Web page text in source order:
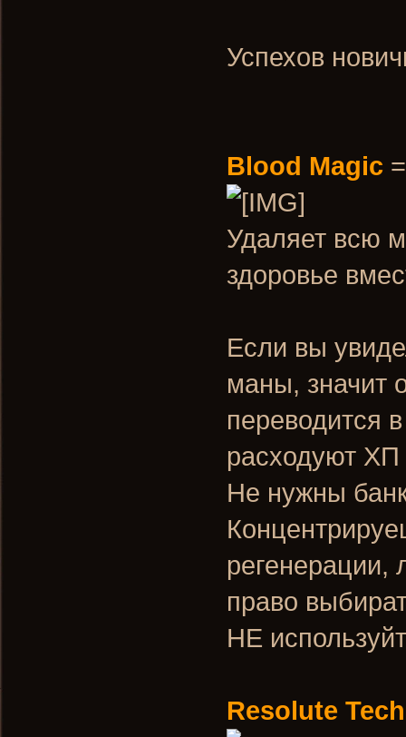
Успехов
Blood Magic
Удаляет всю
здоровье
Если вы
маны, значит
переводится
расходуют
Не нужны
регенерации,
право
НЕ
Resolute